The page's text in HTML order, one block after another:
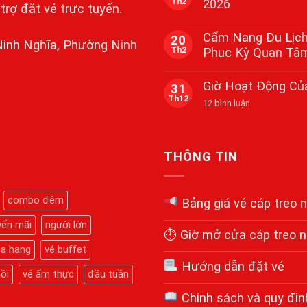
đặt vé trực tuyến.
Nghĩa, Phường Ninh
Núi
Tây
Ninh
2026
luận
Tháng
Giêng
–
Đỉnh
Nguyện
2026
có
bình
luận
Bắn
Pháo
Hoa
Bà
Đen
20
Th2
Cẩm Nang Du
Phục Kỳ Quan
có
bình
luận
ở
Lịch
Núi
Hành
Trình
Chinh
Phục
Quan
Tâm
Linh
Chi
Tiết
Từ
31
Th12
Giờ Hoạt Động
12 bình luận
Mới
combo đêm
mãi
người lớn
hang
vé buffet
vé ẩm thực đầu tuần
THÔNG TIN
Bảng giá vé cáp treo
⏱ Giờ mở cửa cáp treo
Hướng dẫn đặt vé
Chính sách và quy